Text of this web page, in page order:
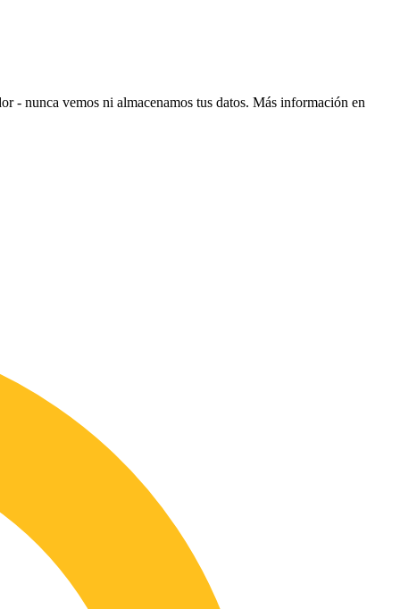
- nunca vemos ni almacenamos tus datos. Más información en